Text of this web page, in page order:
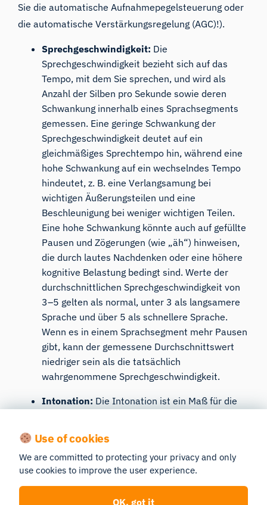
Sie die automatische Aufnahmepegelsteuerung oder
die automatische Verstärkungsregelung (AGC)!).
Sprechgeschwindigkeit: Die
Sprechgeschwindigkeit bezieht sich auf das
Tempo, mit dem Sie sprechen, und wird als
Anzahl der Silben pro Sekunde sowie deren
Schwankung innerhalb eines Sprachsegments
gemessen. Eine geringe Schwankung der
Sprechgeschwindigkeit deutet auf ein
gleichmäßiges Sprechtempo hin, während eine
hohe Schwankung auf ein wechselndes Tempo
hindeutet, z. B. eine Verlangsamung bei
wichtigen Äußerungsteilen und eine
Beschleunigung bei weniger wichtigen Teilen.
Eine hohe Schwankung könnte auch auf gefüllte
Pausen und Zögerungen (wie „äh“) hinweisen,
die durch lautes Nachdenken oder eine höhere
kognitive Belastung bedingt sind. Werte der
durchschnittlichen Sprechgeschwindigkeit von
3–5 gelten als normal, unter 3 als langsamere
Sprache und über 5 als schnellere Sprache.
Wenn es in einem Sprachsegment mehr Pausen
gibt, kann der gemessene Durchschnittswert
niedriger sein als die tatsächlich
wahrgenommene Sprechgeschwindigkeit.
Intonation: Die Intonation ist ein Maß für die
innerhalb eines Sprachsegments variiert). Sie
eignet sich dazu, zu messen, wie monoton
(niedriger Intonationswert) oder lebhaft (hoher
Intonationswert) eine Person spricht. Die
Use of cookies
We are committed to protecting your privacy and only
use cookies to improve the user experience.
OK, got it